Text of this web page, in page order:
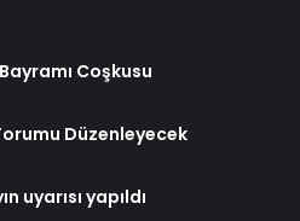
Coşkusu
Düzenleyecek
uyarısı yapıldı